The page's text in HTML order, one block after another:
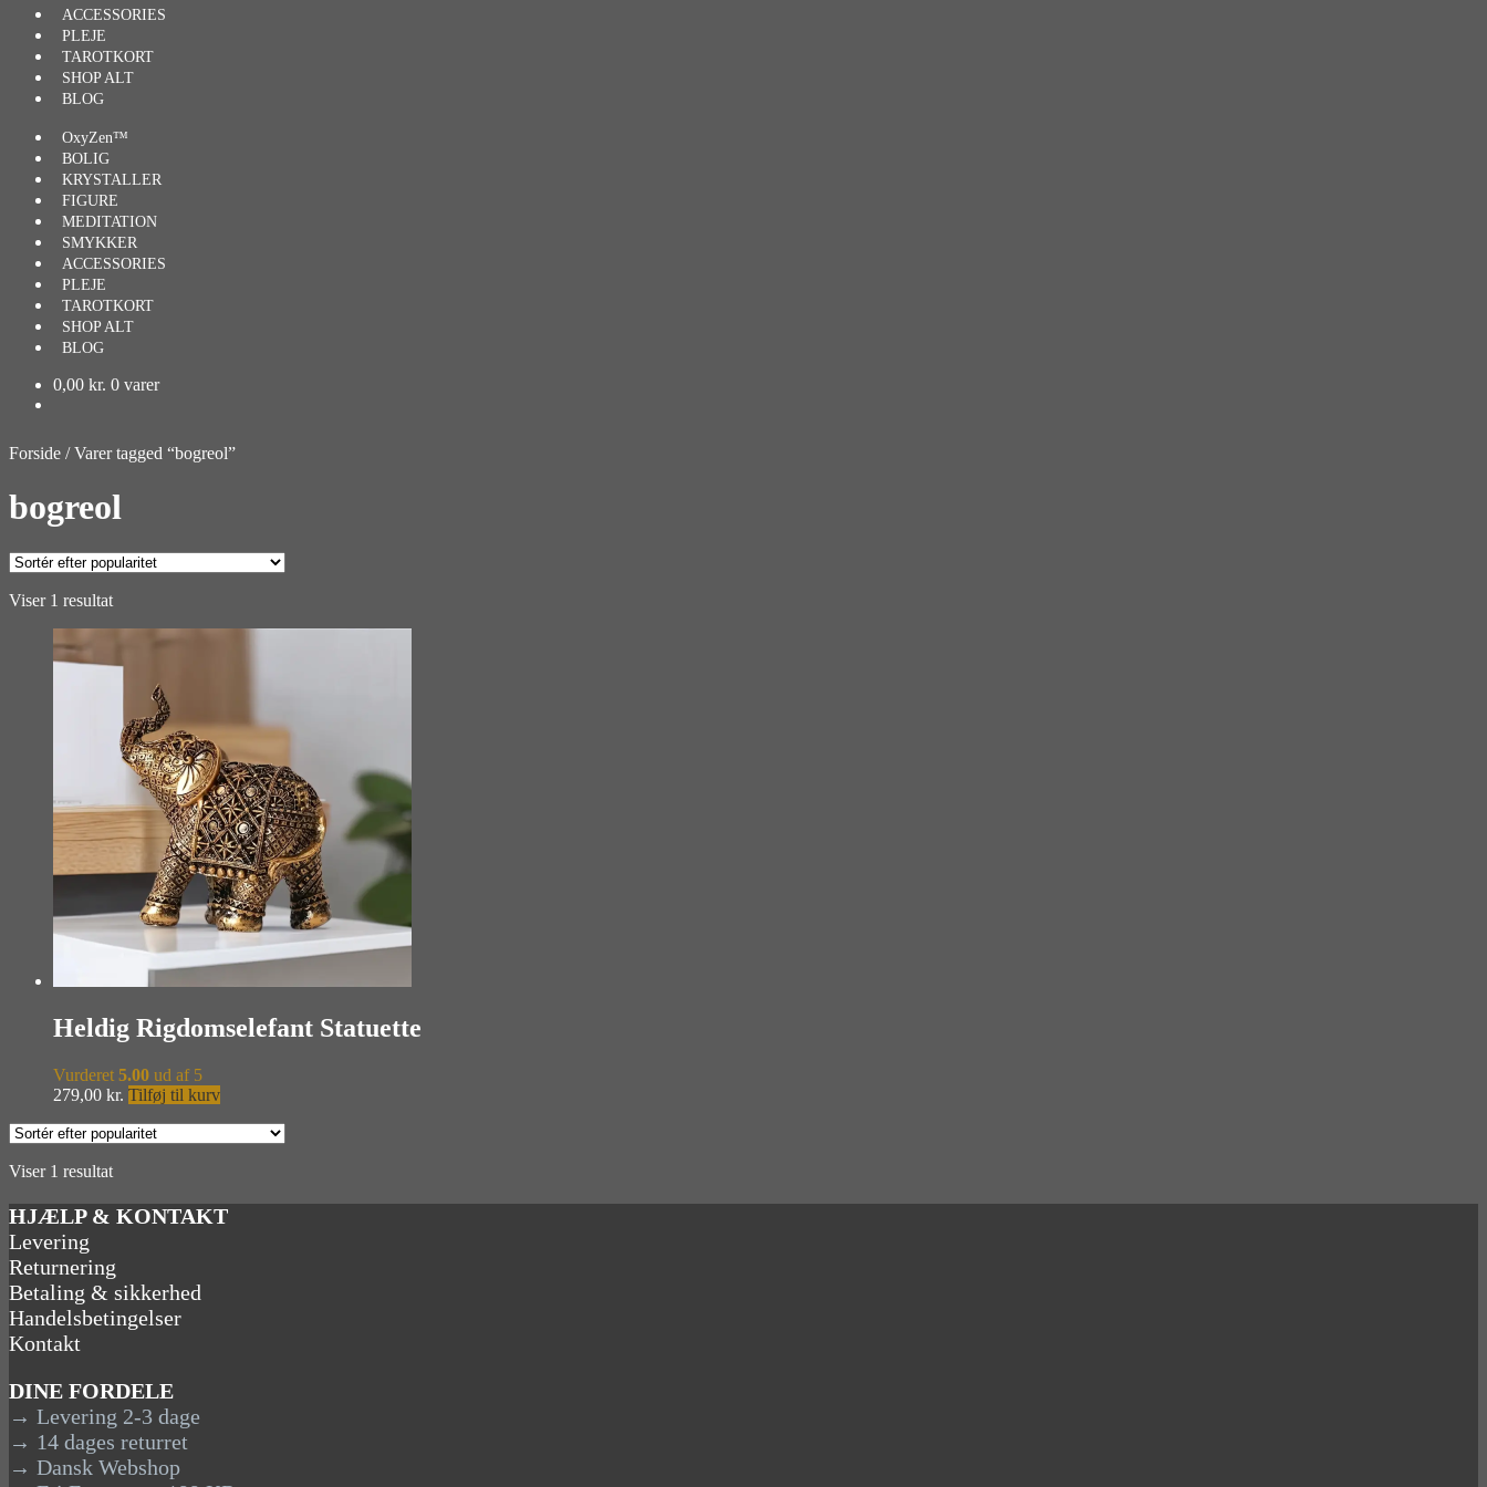
ACCESSORIES
PLEJE
TAROTKORT
SHOP ALT
BLOG
OxyZen™
BOLIG
KRYSTALLER
FIGURE
MEDITATION
SMYKKER
ACCESSORIES
PLEJE
TAROTKORT
SHOP ALT
BLOG
0,00 kr. 0 varer
Forside /Varer tagged “bogreol”
bogreol
Viser 1 resultat
Heldig Rigdomselefant Statuette
Vurderet 5.00 ud af 5
279,00 kr. Tilføj til kurv
Viser 1 resultat
HJÆLP & KONTAKT
Levering
Returnering
Betaling & sikkerhed
Handelsbetingelser
Kontakt
DINE FORDELE
→ Levering 2-3 dage
→ 14 dages returret
→ Dansk Webshop